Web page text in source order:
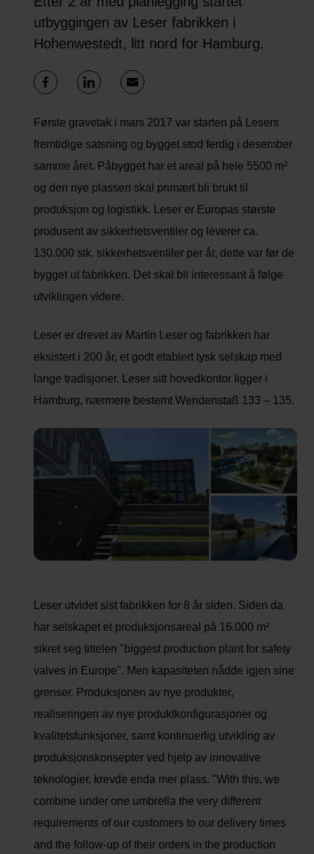
utbyggingen av Leser fabrikken i
Hohenwestedt, litt nord for Hamburg.
Første gravetak i mars 2017 var starten på Lesers
fremtidige satsning og bygget stod ferdig i desember
samme året. Påbygget har et areal på hele 5500 m²
og den nye plassen skal primært bli brukt til
produksjon og logistikk. Leser er Europas største
produsent av sikkerhetsventiler og leverer ca.
130.000 stk. sikkerhetsventiler per år, dette var før de
bygget ut fabrikken. Det skal bli interessant å følge
utviklingen videre.
Leser er drevet av Martin Leser og fabrikken har
eksistert i 200 år, et godt etablert tysk selskap med
lange tradisjoner. Leser sitt hovedkontor ligger i
Hamburg, nærmere bestemt Wendenstaß 133 – 135.
Leser utvidet sist fabrikken for 8 år siden. Siden da
har selskapet et produksjonsareal på 16.000 m²
sikret seg tittelen "biggest production plant for safety
valves in Europe". Men kapasiteten nådde igjen sine
grenser. Produksjonen av nye produkter,
realiseringen av nye produktkonfigurasjoner og
kvalitetsfunksjoner, samt kontinuerlig utvikling av
produksjonskonsepter ved hjelp av innovative
teknologier, krevde enda mer plass. "With this, we
combine under one umbrella the very different
requirements of our customers to our delivery times
and the follow-up of their orders in the production